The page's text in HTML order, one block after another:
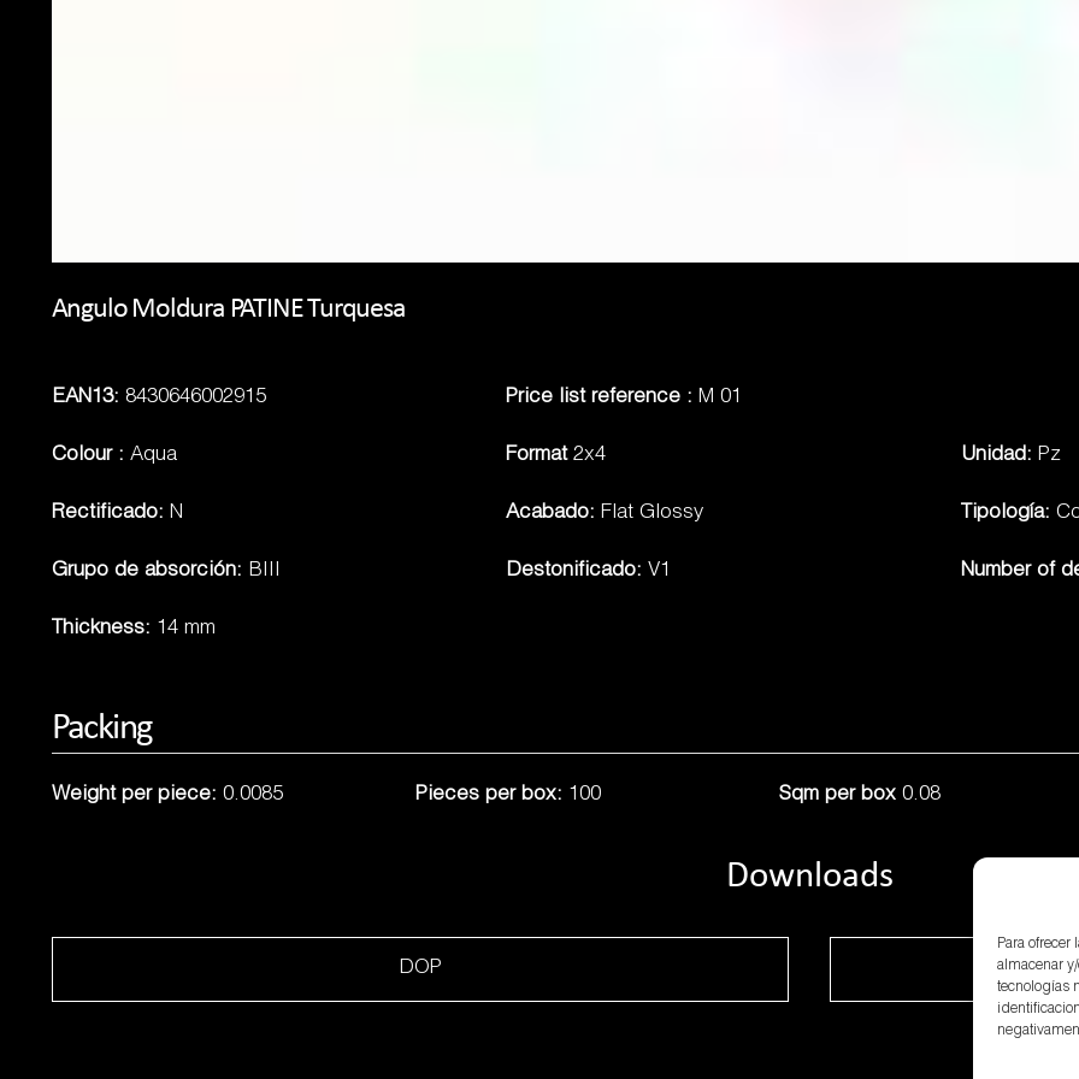
Para
almacenar
tecnologías
Angulo Moldura PATINE Turquesa
EAN13: 8430646002915 Price list reference :M 01
Colour : Aqua Format2x4 Unidad: Pz
Rectificado: N Acabado:Flat Glossy Tipología:
Grupo de absorción: BIII Destonificado: V1 Number of
Thickness: 14 mm
Packing
Weight per piece: 0.0085 Pieces per box: 100 Sqm per box 0.08
Downloads
DOP